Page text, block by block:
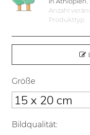
Anzahl
Produkttyp
Größe
Bildqualität: